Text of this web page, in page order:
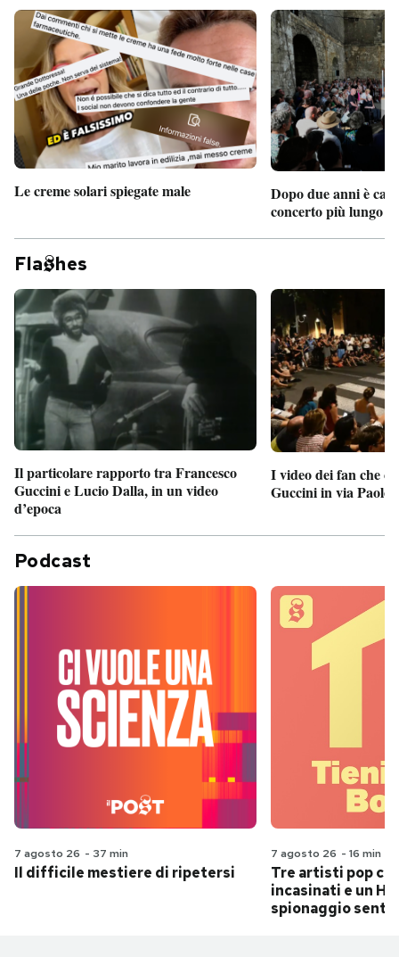
Le creme solari spiegate male
Dopo due anni è
concerto più lungo
Fla hes
Il particolare rapporto tra Francesco
Guccini e Lucio Dalla, in un video
d’epoca
I video dei fan che
Guccini in via Paolo
Podcast
7 agosto 26 - 37 min
Il difficile mestiere di ripetersi
7 agosto 26 - 16 min
Tre artisti pop
incasinati e un
spionaggio